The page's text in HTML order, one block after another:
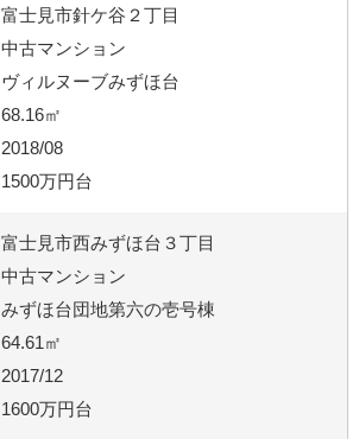
富士見市針ケ谷２丁目
中古マンション
ヴィルヌーブみずほ台
68.16㎡
2018/08
1500万円台
富士見市西みずほ台３丁目
中古マンション
みずほ台団地第六の壱号棟
64.61㎡
2017/12
1600万円台